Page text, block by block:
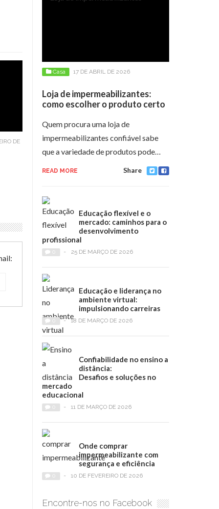
DE
Casa 17 DE ABRIL DE 2026
Loja de impermeabilizantes:
como escolher o produto certo
Quem procura uma loja de
impermeabilizantes confiável sabe
que a variedade de produtos pode…
READ MORE Share
Educação flexível e o
mercado: caminhos para o
desenvolvimento
profissional
- 25 DE MARÇO DE 2026
Educação e liderança no
ambiente virtual:
impulsionando carreiras
- 18 DE MARÇO DE 2026
Confiabilidade no ensino a
distância:
Desafios e soluções no
mercado
educacional
- 11 DE MARÇO DE 2026
Onde comprar
impermeabilizante com
segurança e eficiência
- 10 DE FEVEREIRO DE 2026
Encontre-nos no Facebook